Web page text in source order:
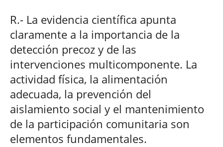
R.- La evidencia científica apunta
claramente a la importancia de la
detección precoz y de las
intervenciones multicomponente. La
actividad física, la alimentación
adecuada, la prevención del
aislamiento social y el mantenimiento
de la participación comunitaria son
elementos fundamentales.